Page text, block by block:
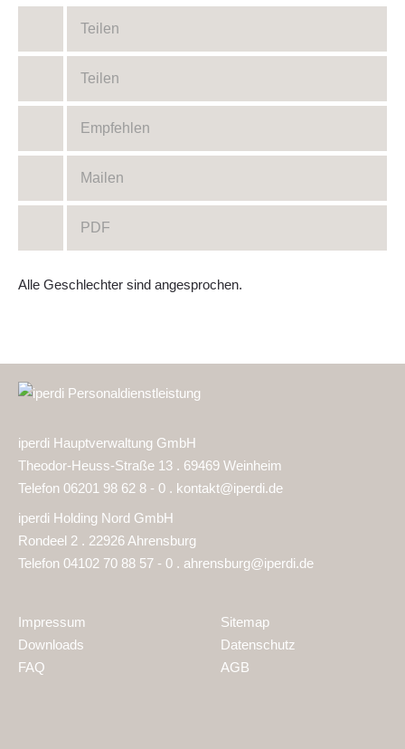
Teilen
Teilen
Empfehlen
Mailen
PDF
Alle Geschlechter sind angesprochen.
iperdi Hauptverwaltung GmbH
Theodor-Heuss-Straße 13 . 69469 Weinheim
Telefon 06201 98 62 8 - 0 . kontakt@iperdi.de
iperdi Holding Nord GmbH
Rondeel 2 . 22926 Ahrensburg
Telefon 04102 70 88 57 - 0 . ahrensburg@iperdi.de
Impressum
Downloads
FAQ
Sitemap
Datenschutz
AGB